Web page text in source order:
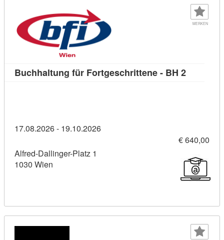
MERKEN
Buchhaltung für Fortgeschrittene - BH 2
17.08.2026 - 19.10.2026
€ 640,00
Alfred-Dallinger-Platz 1
1030 Wien